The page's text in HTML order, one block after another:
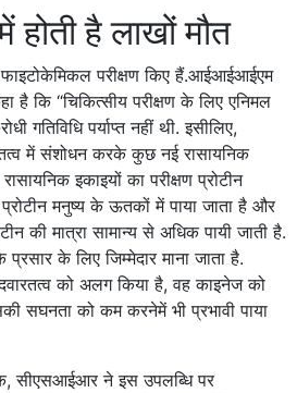
है लाखों मौत
परीक्षण किए हैं.आईआईआईएम
है कि “चिकित्सीय परीक्षण के लिए एनिमल
गतिविधि पर्याप्त नहीं थी. इसीलिए,
में संशोधन करके कुछ नई रासायनिक
इकाइयों का परीक्षण प्रोटीन
मनुष्य के ऊतकों में पाया जाता है और
की मात्रा सामान्य से अधिक पायी जाती है.
के लिए जिम्मेदार माना जाता है.
को अलग किया है, वह काइनेज को
सघनता को कम करनेमें भी प्रभावी पाया
सीएसआईआर ने इस उपलब्धि पर